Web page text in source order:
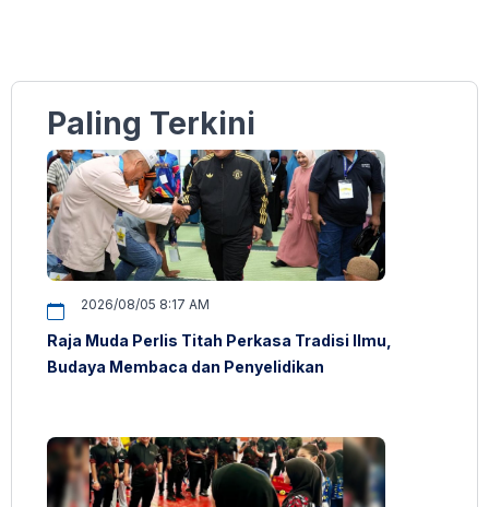
Paling Terkini
2026/08/05 8:17 AM
Raja Muda Perlis Titah Perkasa Tradisi Ilmu,
Budaya Membaca dan Penyelidikan